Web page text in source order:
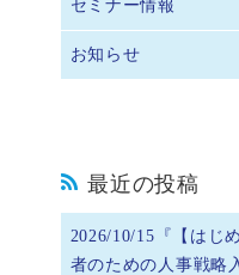
セミナー情報
お知らせ
最近の投稿
2026/10/15『【はじ
者のための人事戦略